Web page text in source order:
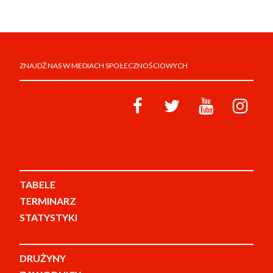
ZNAJDŹ NAS W MEDIACH SPOŁECZNOŚCIOWYCH
TABELE
TERMINARZ
STATYSTYKI
DRUŻYNY